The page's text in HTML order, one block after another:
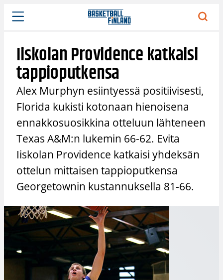
Siirry
sisältöön
Iiskolan Providence katkaisi
tappioputkensa
Alex Murphyn esiintyessä positiivisesti,
Florida kukisti kotonaan hienoisena
ennakkosuosikkina otteluun lähteneen
Texas A&M:n lukemin 66-62. Evita
Iiskolan Providence katkaisi yhdeksän
ottelun mittaisen tappioputkensa
Georgetownin kustannuksella 81-66.